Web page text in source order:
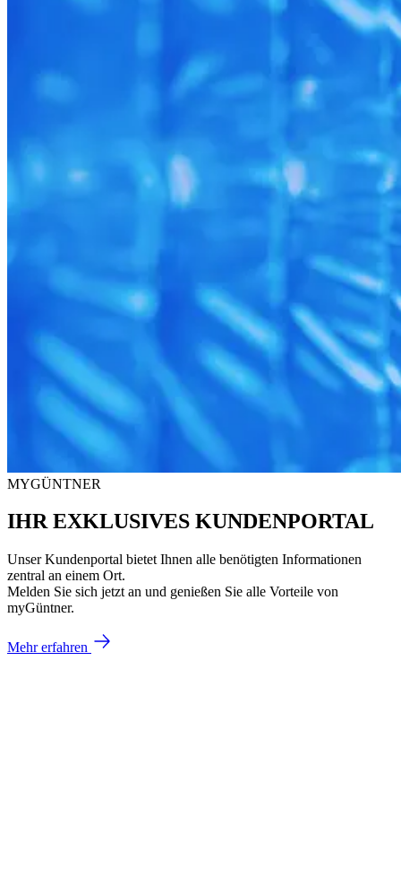
MYGÜNTNER
IHR EXKLUSIVES KUNDENPORTAL
Unser Kundenportal bietet Ihnen alle benötigten Informationen
zentral an einem Ort.
Melden Sie sich jetzt an und genießen Sie alle Vorteile von
myGüntner.
Mehr erfahren